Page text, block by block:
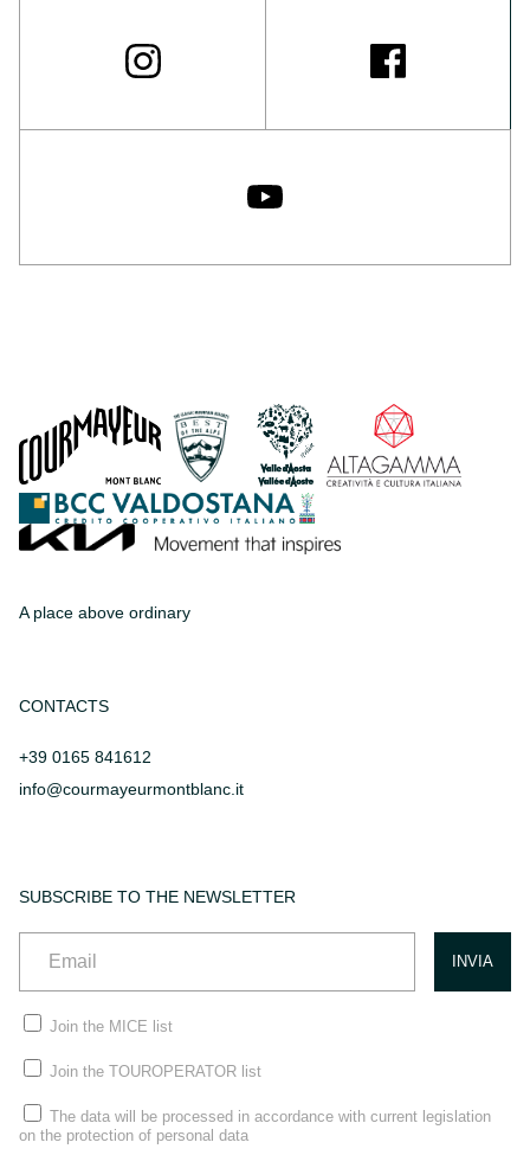
A place above ordinary
CONTACTS
+39 0165 841612
info@courmayeurmontblanc.it
SUBSCRIBE TO THE NEWSLETTER
Join the MICE list
Join the TOUROPERATOR list
The data will be processed in accordance with current legislation
on the protection of personal data